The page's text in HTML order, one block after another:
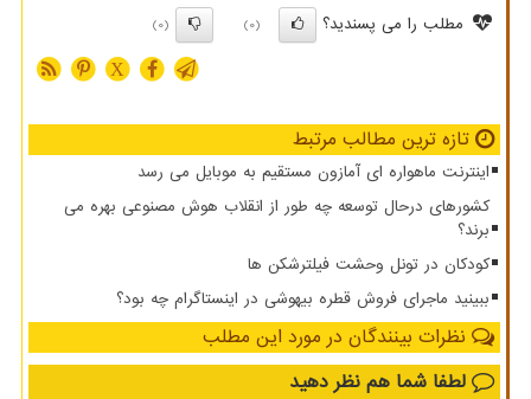
مطلب را می پسندید؟
(0)
(0)
X
تازه ترین مطالب مرتبط
اینترنت ماهواره ای آمازون مستقیم به موبایل می رسد
کشورهای درحال توسعه چه طور از انقلاب هوش مصنوعی بهره می
برند؟
کودکان در تونل وحشت فیلترشکن ها
ببینید ماجرای فروش قطره بیهوشی در اینستاگرام چه بود؟
نظرات بینندگان در مورد این مطلب
لطفا شما هم نظر دهید